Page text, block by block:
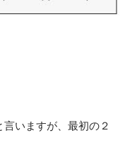
いますが、最初の２